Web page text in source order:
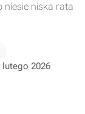
niesie niska rata
lutego 2026